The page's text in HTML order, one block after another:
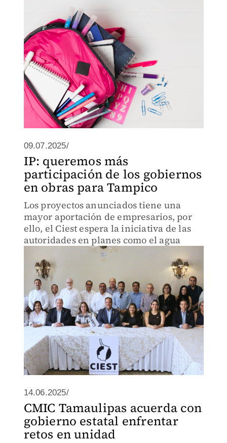
09.07.2025/
IP: queremos más
participación de los gobiernos
en obras para Tampico
Los proyectos anunciados tiene una
mayor aportación de empresarios, por
ello, el Ciest espera la iniciativa de las
autoridades en planes como el agua
14.06.2025/
CMIC Tamaulipas acuerda con
gobierno estatal enfrentar
retos en unidad